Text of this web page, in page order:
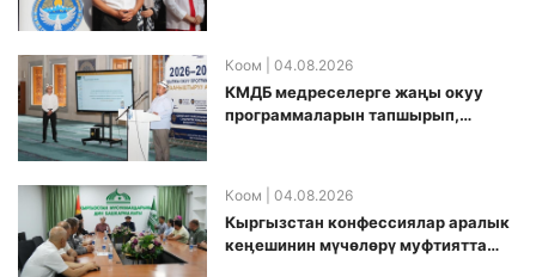
Коом | 04.08.2026
КМДБ медреселерге жаңы окуу
программаларын тапшырып,
Коом | 04.08.2026
Кыргызстан конфессиялар аралык
кеӊешинин мүчөлөрү муфтиятта